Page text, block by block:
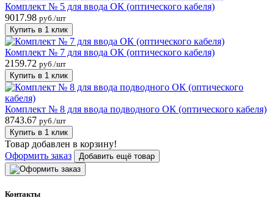
Комплект № 5 для ввода ОК (оптического кабеля)
9017.98 руб./шт
Купить в 1 клик
Комплект № 7 для ввода ОК (оптического кабеля)
2159.72 руб./шт
Купить в 1 клик
Комплект № 8 для ввода подводного ОК (оптического кабеля)
8743.67 руб./шт
Купить в 1 клик
Товар добавлен в корзину!
Оформить заказ
Добавить ещё товар
Контакты